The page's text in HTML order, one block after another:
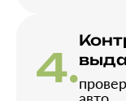
4.